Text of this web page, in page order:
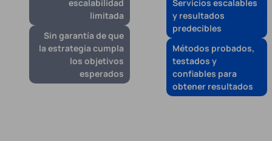
escalabilidad
limitada
Sin garantía de que
la estrategia cumpla
los objetivos
esperados
Servicios escalables
y resultados
predecibles
Métodos probados,
testados y
confiables para
obtener resultados